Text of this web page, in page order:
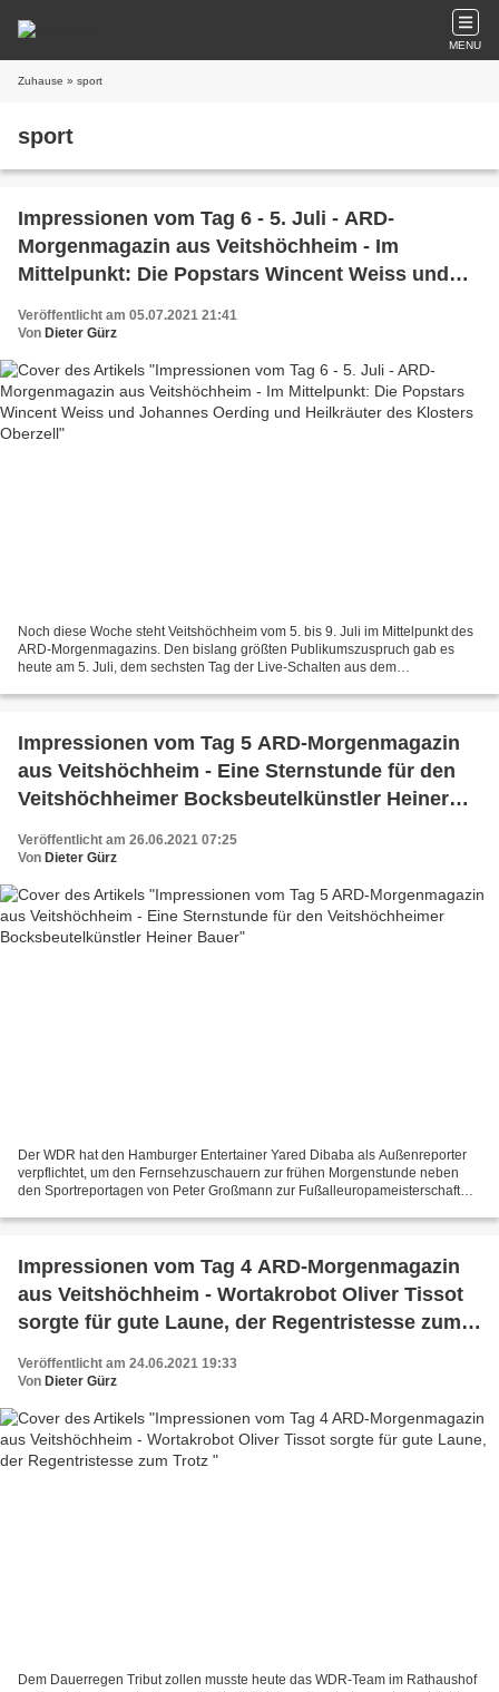
MENU
Zuhause » sport
sport
Impressionen vom Tag 6 - 5. Juli - ARD-
Morgenmagazin aus Veitshöchheim - Im
Mittelpunkt: Die Popstars Wincent Weiss und
Oberzell
Veröffentlicht am 05.07.2021 21:41
Von Dieter Gürz
Noch diese Woche steht Veitshöchheim vom 5. bis 9. Juli im Mittelpunkt des
ARD-Morgenmagazins. Den bislang größten Publikumszuspruch gab es
heute am 5. Juli, dem sechsten Tag der Live-Schalten aus dem
Impressionen vom Tag 5 ARD-Morgenmagazin
aus Veitshöchheim - Eine Sternstunde für den
Veitshöchheimer Bocksbeutelkünstler Heiner
Veröffentlicht am 26.06.2021 07:25
Von Dieter Gürz
Der WDR hat den Hamburger Entertainer Yared Dibaba als Außenreporter
verpflichtet, um den Fernsehzuschauern zur frühen Morgenstunde neben
den Sportreportagen von Peter Großmann zur Fußalleuropameisterschaft
Impressionen vom Tag 4 ARD-Morgenmagazin
aus Veitshöchheim - Wortakrobot Oliver Tissot
sorgte für gute Laune, der Regentristesse zum
Veröffentlicht am 24.06.2021 19:33
Von Dieter Gürz
Dem Dauerregen Tribut zollen musste heute das WDR-Team im Rathaushof